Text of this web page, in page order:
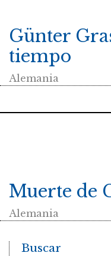
Günter
tiempo
Alemania
Muerte de
Alemania
Buscar